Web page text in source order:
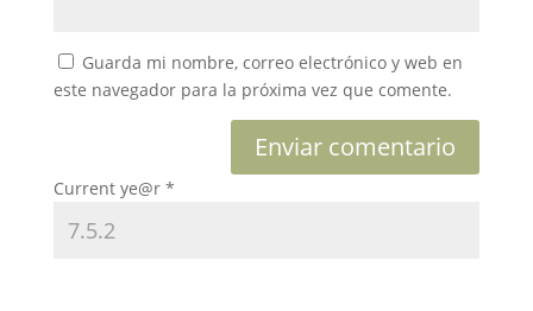
Guarda mi nombre, correo electrónico y web en
este navegador para la próxima vez que comente.
Current ye@r *